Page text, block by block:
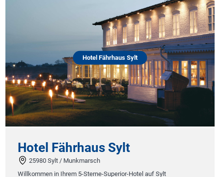
Hotel Fährhaus Sylt
Hotel Fährhaus Sylt
25980 Sylt / Munkmarsch
Willkommen in Ihrem 5-Sterne-Superior-Hotel auf Sylt